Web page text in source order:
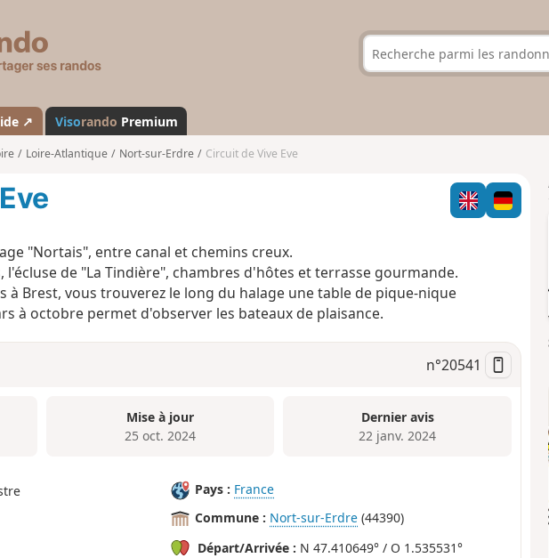
s
a
n
d
↗ Visorando Premium
Loire-Atlantique Nort-sur-Erdre Circuit de Vive Eve
"Nortais", entre canal et chemins creux.
de "La Tindière", chambres d'hôtes et terrasse gourmande.
à Brest, vous trouverez le long du halage une table de pique-nique
à octobre permet d'observer les bateaux de plaisance.
n°20541
Mise à jour
25 oct. 2024
Dernier avis
22 janv. 2024
Pays : France
Commune : Nort-sur-Erdre (44390)
Départ/Arrivée : N 47.410649° / O 1.535531°